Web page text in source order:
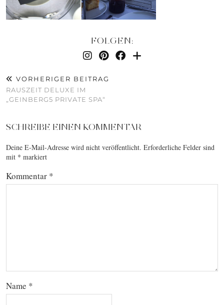
FOLGEN:
VORHERIGER BEITRAG
RAUSZEIT DELUXE IM
„GEINBERG5 PRIVATE SPA“
SCHREIBE EINEN KOMMENTAR
Deine E-Mail-Adresse wird nicht veröffentlicht. Erforderliche Felder sind
mit * markiert
Kommentar *
Name *